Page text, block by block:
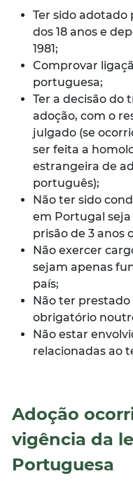
Ter sido
dos 18 anos e
1981;
Comprovar
portuguesa;
Ter a decisão do
adoção, com o
julgado (se
ser feita a
estrangeira de
português);
Não ter sido
em Portugal
prisão de 3 anos
Não exercer
sejam apenas
país;
Não ter
obrigatório
Não estar
relacionadas ao
Adoção
vigência da
Portuguesa